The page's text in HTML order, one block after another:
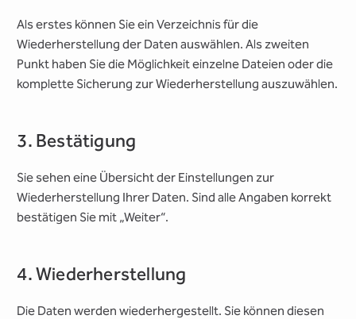
Als erstes können Sie ein Verzeichnis für die
Wiederherstellung der Daten auswählen. Als zweiten
Punkt haben Sie die Möglichkeit einzelne Dateien oder die
komplette Sicherung zur Wiederherstellung auszuwählen.
3. Bestätigung
Sie sehen eine Übersicht der Einstellungen zur
Wiederherstellung Ihrer Daten. Sind alle Angaben korrekt
bestätigen Sie mit „Weiter“.
4. Wiederherstellung
Die Daten werden wiederhergestellt. Sie können diesen